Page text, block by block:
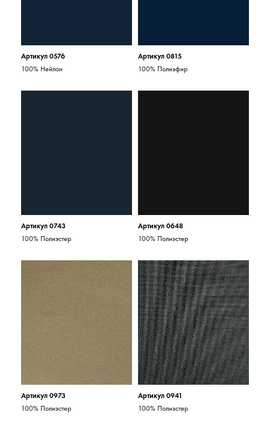
Артикул 0576
100% Нейлон
Артикул 0815
100% Полиэфир
Артикул 0743
100% Полиэстер
Артикул 0648
100% Полиэстер
Артикул 0973
100% Полиэстер
Артикул 0941
100% Полиэстер